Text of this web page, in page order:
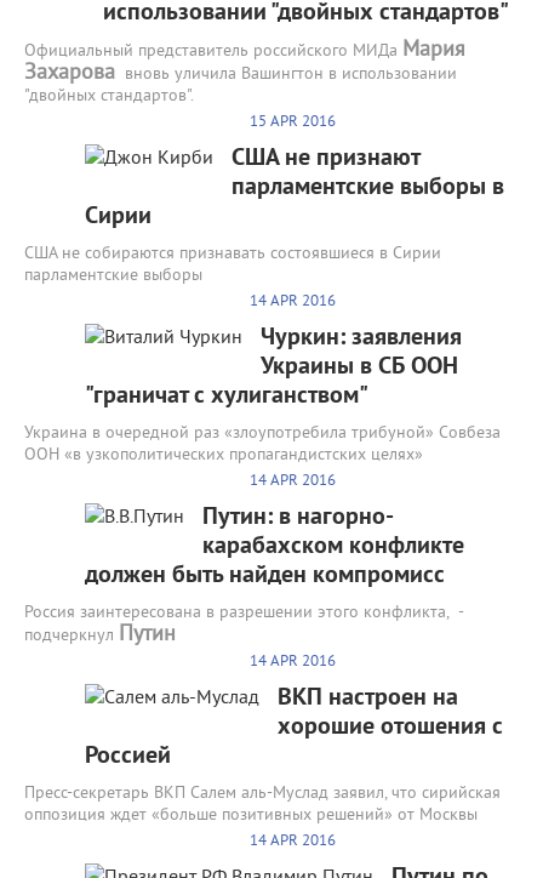
использовании "двойных стандартов"
Официальный представитель российского МИДа Мария
Захарова вновь уличила Вашингтон в использовании
"двойных стандартов".
15 APR 2016
США не признают
парламентские выборы в
Сирии
США не собираются признавать состоявшиеся в Сирии
парламентские выборы
14 APR 2016
Чуркин: заявления
Украины в СБ ООН
"граничат с хулиганством"
Украина в очередной раз «злоупотребила трибуной» Совбеза
ООН «в узкополитических пропагандистских целях»
14 APR 2016
Путин: в нагорно-
карабахском конфликте
должен быть найден компромисс
Россия заинтересована в разрешении этого конфликта, -
подчеркнул Путин
14 APR 2016
ВКП настроен на
хорошие отошения с
Россией
Пресс-секретарь ВКП Салем аль-Муслад заявил, что сирийская
оппозиция ждет «больше позитивных решений» от Москвы
14 APR 2016